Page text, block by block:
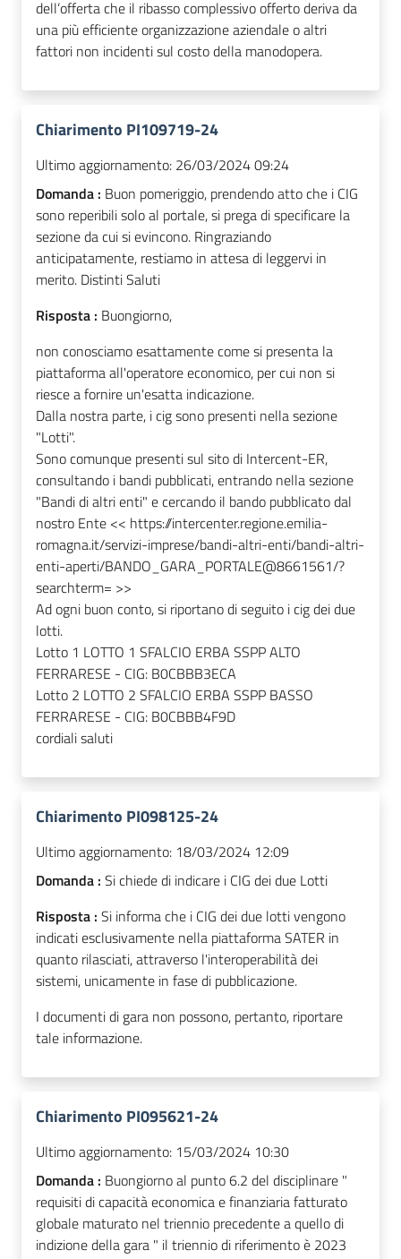
dell’offerta che il ribasso complessivo offerto deriva da
una più efficiente organizzazione aziendale o altri
fattori non incidenti sul costo della manodopera.
Chiarimento PI109719-24
Ultimo aggiornamento: 26/03/2024 09:24
Domanda : Buon pomeriggio, prendendo atto che i CIG
sono reperibili solo al portale, si prega di specificare la
sezione da cui si evincono. Ringraziando
anticipatamente, restiamo in attesa di leggervi in
merito. Distinti Saluti
Risposta : Buongiorno,
non conosciamo esattamente come si presenta la
piattaforma all'operatore economico, per cui non si
riesce a fornire un'esatta indicazione.
Dalla nostra parte, i cig sono presenti nella sezione
"Lotti".
Sono comunque presenti sul sito di Intercent-ER,
consultando i bandi pubblicati, entrando nella sezione
"Bandi di altri enti" e cercando il bando pubblicato dal
nostro Ente << https://intercenter.regione.emilia-
romagna.it/servizi-imprese/bandi-altri-enti/bandi-altri-
enti-aperti/BANDO_GARA_PORTALE@8661561/?
searchterm= >>
Ad ogni buon conto, si riportano di seguito i cig dei due
lotti.
Lotto 1 LOTTO 1 SFALCIO ERBA SSPP ALTO
FERRARESE - CIG: B0CBBB3ECA
Lotto 2 LOTTO 2 SFALCIO ERBA SSPP BASSO
FERRARESE - CIG: B0CBBB4F9D
cordiali saluti
Chiarimento PI098125-24
Ultimo aggiornamento: 18/03/2024 12:09
Domanda : Si chiede di indicare i CIG dei due Lotti
Risposta : Si informa che i CIG dei due lotti vengono
indicati esclusivamente nella piattaforma SATER in
quanto rilasciati, attraverso l'interoperabilità dei
sistemi, unicamente in fase di pubblicazione.
I documenti di gara non possono, pertanto, riportare
tale informazione.
Chiarimento PI095621-24
Ultimo aggiornamento: 15/03/2024 10:30
Domanda : Buongiorno al punto 6.2 del disciplinare "
requisiti di capacità economica e finanziaria fatturato
globale maturato nel triennio precedente a quello di
indizione della gara " il triennio di riferimento è 2023